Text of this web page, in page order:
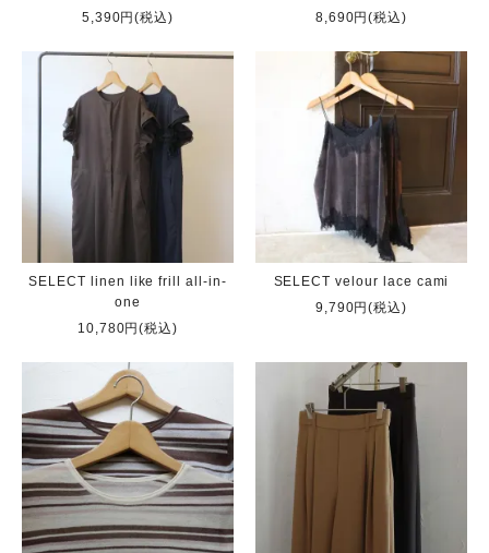
5,390円(税込)
8,690円(税込)
SELECT linen like frill all-in-
one
10,780円(税込)
SELECT velour lace cami
9,790円(税込)